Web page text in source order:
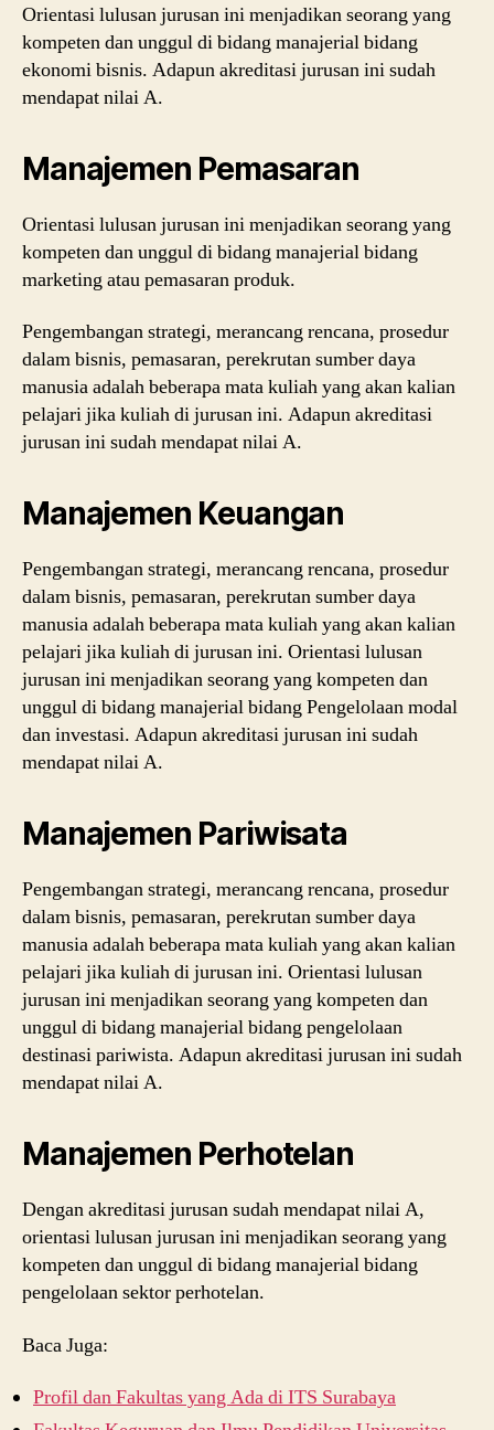
Orientasi lulusan jurusan ini menjadikan seorang yang
kompeten dan unggul di bidang manajerial bidang
ekonomi bisnis. Adapun akreditasi jurusan ini sudah
mendapat nilai A.
Manajemen Pemasaran
Orientasi lulusan jurusan ini menjadikan seorang yang
kompeten dan unggul di bidang manajerial bidang
marketing atau pemasaran produk.
Pengembangan strategi, merancang rencana, prosedur
dalam bisnis, pemasaran, perekrutan sumber daya
manusia adalah beberapa mata kuliah yang akan kalian
pelajari jika kuliah di jurusan ini. Adapun akreditasi
jurusan ini sudah mendapat nilai A.
Manajemen Keuangan
Pengembangan strategi, merancang rencana, prosedur
dalam bisnis, pemasaran, perekrutan sumber daya
manusia adalah beberapa mata kuliah yang akan kalian
pelajari jika kuliah di jurusan ini. Orientasi lulusan
jurusan ini menjadikan seorang yang kompeten dan
unggul di bidang manajerial bidang Pengelolaan modal
dan investasi. Adapun akreditasi jurusan ini sudah
mendapat nilai A.
Manajemen Pariwisata
Pengembangan strategi, merancang rencana, prosedur
dalam bisnis, pemasaran, perekrutan sumber daya
manusia adalah beberapa mata kuliah yang akan kalian
pelajari jika kuliah di jurusan ini. Orientasi lulusan
jurusan ini menjadikan seorang yang kompeten dan
unggul di bidang manajerial bidang pengelolaan
destinasi pariwista. Adapun akreditasi jurusan ini sudah
mendapat nilai A.
Manajemen Perhotelan
Dengan akreditasi jurusan sudah mendapat nilai A,
orientasi lulusan jurusan ini menjadikan seorang yang
kompeten dan unggul di bidang manajerial bidang
pengelolaan sektor perhotelan.
Baca Juga:
Profil dan Fakultas yang Ada di ITS Surabaya